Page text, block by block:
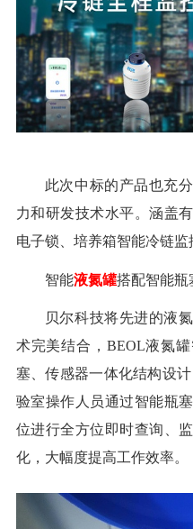
此次中标的产品也充
力和研发技术水平。涵盖
电子锁、培养箱智能冷链监
智能液氮罐搭配智能瓶
贝尔科技将先进的液
术完美结合， BEOL液氮
塞、传感器一体化结构设
验室操作人员通过智能瓶
位进行全方位即时查询、
化，大幅度提高工作效率。